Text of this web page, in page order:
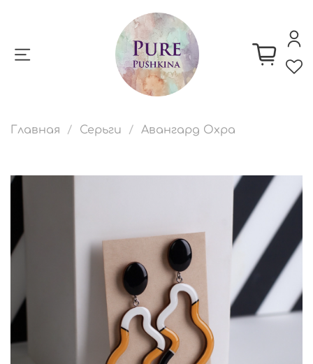
Главная Серьги Авангард Охра